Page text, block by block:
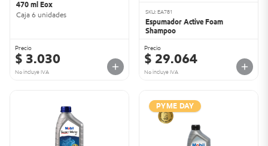
470 ml Eox
Caja 6 unidades
Precio
$ 3.030
No incluye IVA
SKU: EA781
Espumador Active Foam
Shampoo
Precio
$ 29.064
No incluye IVA
PYME DAY